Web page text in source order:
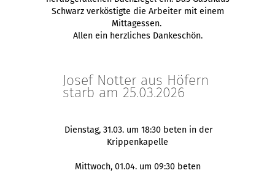
Schwarz verköstigte die Arbeiter mit einem
Mittagessen.
Allen ein herzliches Dankeschön.
Josef Notter aus Höfern
starb am 25.03.2026
Dienstag, 31.03. um 18:30 beten in der
Krippenkapelle
Mittwoch, 01.04. um 09:30 beten